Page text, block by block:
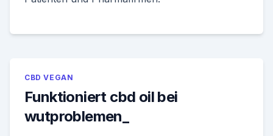
CBD VEGAN
Funktioniert cbd oil bei
wutproblemen_